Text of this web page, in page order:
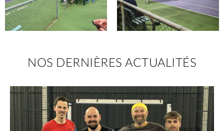
NOS DERNIÈRES ACTUALITÉS